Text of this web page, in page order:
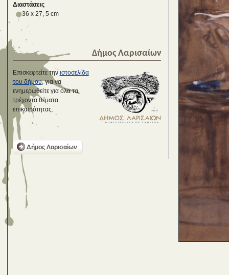
Διαστάσεις
36 x 27, 5 cm
Δήμος Λαρισαίων
Επισκεφτείτε την ιστοσελίδα
του δήμου, για να
ενημερωθείτε για όλα τα
τρέχοντα θέματα
επικαιρότητας.
Δήμος Λαρισαίων